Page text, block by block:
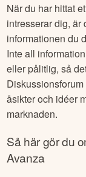
När du har hittat
intresserar dig, är
informationen du
Inte all
eller pålitlig, så
åsikter och idéer
marknaden.
Så här gör du
Avanza